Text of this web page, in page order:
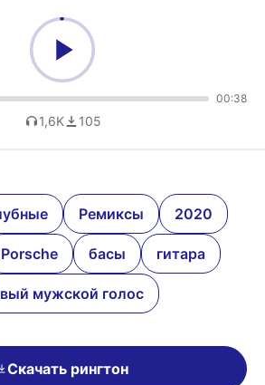
00:38
1,6K 105
Ремиксы 2020
Porsche басы гитара
мужской голос
Скачать рингтон